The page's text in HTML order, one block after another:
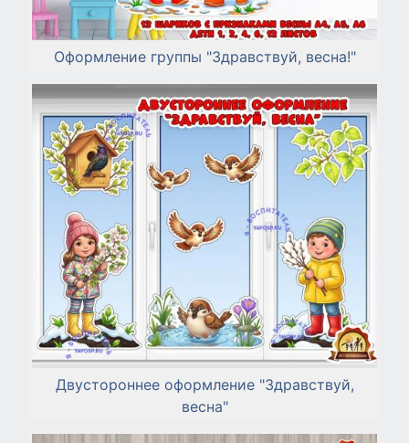
Оформление группы "Здравствуй, весна!"
Двустороннее оформление "Здравствуй,
весна"